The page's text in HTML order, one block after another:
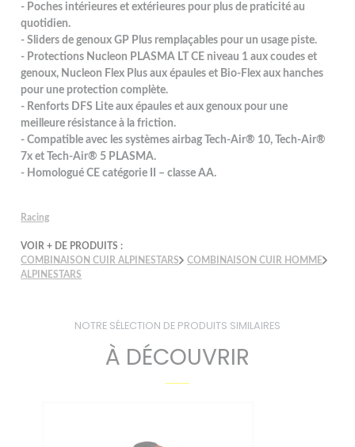
- Poches intérieures et extérieures pour plus de praticité au
quotidien.
- Sliders de genoux GP Plus remplaçables pour un usage piste.
- Protections Nucleon PLASMA LT CE niveau 1 aux coudes et
genoux, Nucleon Flex Plus aux épaules et Bio-Flex aux hanches
pour une protection complète.
- Renforts DFS Lite aux épaules et aux genoux pour une
meilleure résistance à la friction.
- Compatible avec les systèmes airbag Tech-Air® 10, Tech-Air®
7x et Tech-Air® 5 PLASMA.
- Homologué CE catégorie II – classe AA.
Racing
VOIR + DE PRODUITS :
COMBINAISON CUIR ALPINESTARS
COMBINAISON CUIR HOMME
ALPINESTARS
NOTRE SÉLECTION DE PRODUITS SIMILAIRES
À DÉCOUVRIR